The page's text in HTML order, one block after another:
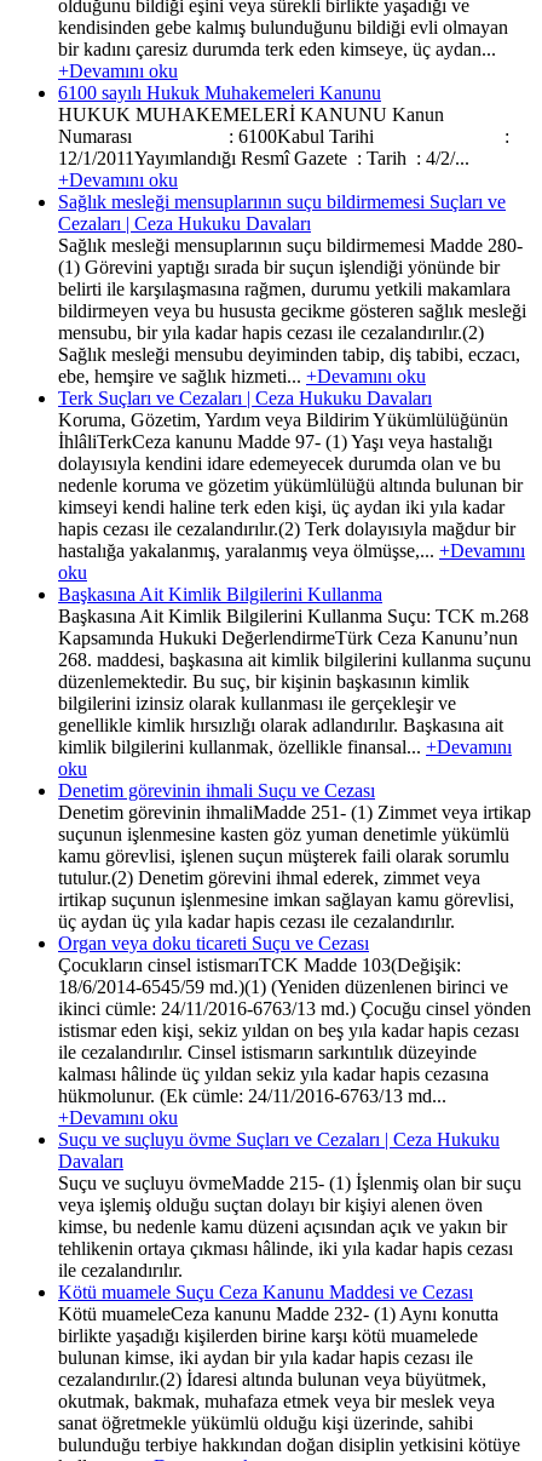
olduğunu bildiği eşini veya sürekli birlikte yaşadığı ve
kendisinden gebe kalmış bulunduğunu bildiği evli olmayan
bir kadını çaresiz durumda terk eden kimseye, üç aydan...
+Devamını oku
6100 sayılı Hukuk Muhakemeleri Kanunu
HUKUK MUHAKEMELERİ KANUNU Kanun
Numarası : 6100Kabul Tarihi :
12/1/2011Yayımlandığı Resmî Gazete : Tarih : 4/2/...
+Devamını oku
Sağlık mesleği mensuplarının suçu bildirmemesi Suçları ve
Cezaları | Ceza Hukuku Davaları
Sağlık mesleği mensuplarının suçu bildirmemesi Madde 280-
(1) Görevini yaptığı sırada bir suçun işlendiği yönünde bir
belirti ile karşılaşmasına rağmen, durumu yetkili makamlara
bildirmeyen veya bu hususta gecikme gösteren sağlık mesleği
mensubu, bir yıla kadar hapis cezası ile cezalandırılır.(2)
Sağlık mesleği mensubu deyiminden tabip, diş tabibi, eczacı,
ebe, hemşire ve sağlık hizmeti... +Devamını oku
Terk Suçları ve Cezaları | Ceza Hukuku Davaları
Koruma, Gözetim, Yardım veya Bildirim Yükümlülüğünün
İhlâliTerkCeza kanunu Madde 97- (1) Yaşı veya hastalığı
dolayısıyla kendini idare edemeyecek durumda olan ve bu
nedenle koruma ve gözetim yükümlülüğü altında bulunan bir
kimseyi kendi haline terk eden kişi, üç aydan iki yıla kadar
hapis cezası ile cezalandırılır.(2) Terk dolayısıyla mağdur bir
hastalığa yakalanmış, yaralanmış veya ölmüşse,... +Devamını
oku
Başkasına Ait Kimlik Bilgilerini Kullanma
Başkasına Ait Kimlik Bilgilerini Kullanma Suçu: TCK m.268
Kapsamında Hukuki DeğerlendirmeTürk Ceza Kanunu’nun
268. maddesi, başkasına ait kimlik bilgilerini kullanma suçunu
düzenlemektedir. Bu suç, bir kişinin başkasının kimlik
bilgilerini izinsiz olarak kullanması ile gerçekleşir ve
genellikle kimlik hırsızlığı olarak adlandırılır. Başkasına ait
kimlik bilgilerini kullanmak, özellikle finansal... +Devamını
oku
Denetim görevinin ihmali Suçu ve Cezası
Denetim görevinin ihmaliMadde 251- (1) Zimmet veya irtikap
suçunun işlenmesine kasten göz yuman denetimle yükümlü
kamu görevlisi, işlenen suçun müşterek faili olarak sorumlu
tutulur.(2) Denetim görevini ihmal ederek, zimmet veya
irtikap suçunun işlenmesine imkan sağlayan kamu görevlisi,
üç aydan üç yıla kadar hapis cezası ile cezalandırılır.
Organ veya doku ticareti Suçu ve Cezası
Çocukların cinsel istismarıTCK Madde 103(Değişik:
18/6/2014-6545/59 md.)(1) (Yeniden düzenlenen birinci ve
ikinci cümle: 24/11/2016-6763/13 md.) Çocuğu cinsel yönden
istismar eden kişi, sekiz yıldan on beş yıla kadar hapis cezası
ile cezalandırılır. Cinsel istismarın sarkıntılık düzeyinde
kalması hâlinde üç yıldan sekiz yıla kadar hapis cezasına
hükmolunur. (Ek cümle: 24/11/2016-6763/13 md...
+Devamını oku
Suçu ve suçluyu övme Suçları ve Cezaları | Ceza Hukuku
Davaları
Suçu ve suçluyu övmeMadde 215- (1) İşlenmiş olan bir suçu
veya işlemiş olduğu suçtan dolayı bir kişiyi alenen öven
kimse, bu nedenle kamu düzeni açısından açık ve yakın bir
tehlikenin ortaya çıkması hâlinde, iki yıla kadar hapis cezası
ile cezalandırılır.
Kötü muamele Suçu Ceza Kanunu Maddesi ve Cezası
Kötü muameleCeza kanunu Madde 232- (1) Aynı konutta
birlikte yaşadığı kişilerden birine karşı kötü muamelede
bulunan kimse, iki aydan bir yıla kadar hapis cezası ile
cezalandırılır.(2) İdaresi altında bulunan veya büyütmek,
okutmak, bakmak, muhafaza etmek veya bir meslek veya
sanat öğretmekle yükümlü olduğu kişi üzerinde, sahibi
bulunduğu terbiye hakkından doğan disiplin yetkisini kötüye